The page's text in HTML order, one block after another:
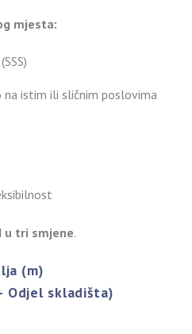
mjesta:
istim ili sličnim poslovima
u tri smjene.
(m)
Odjel skladišta)